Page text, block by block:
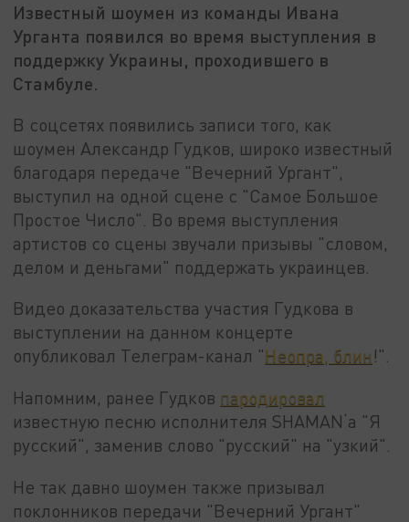
Известный шоумен из команды Ивана
Урганта появился во время выступления в
поддержку Украины, проходившего в
Стамбуле.
В соцсетях появились записи того, как
шоумен Александр Гудков, широко известный
благодаря передаче "Вечерний Ургант",
выступил на одной сцене с "Самое Большое
Простое Число". Во время выступления
артистов со сцены звучали призывы "словом,
делом и деньгами" поддержать украинцев.
Видео доказательства участия Гудкова в
выступлении на данном концерте
опубликовал Телеграм-канал "Неопра, блин !".
Напомним, ранее Гудков пародировал
известную песню исполнителя SHAMAN‘а "Я
русский", заменив слово "русский" на "узкий".
Не так давно шоумен также призывал
поклонников передачи "Вечерний Ургант"